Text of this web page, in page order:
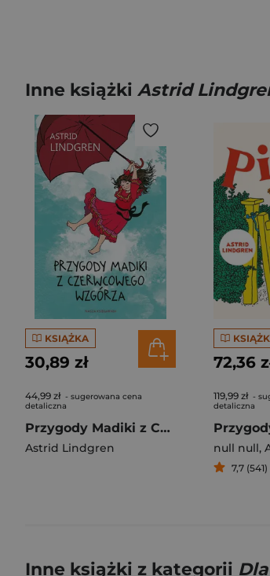
Inne książki Astrid
KSIĄŻKA
30,89 zł
44,99 zł - sugerowana cena
detaliczna
Przygody Madiki z Czerwcowego Wzgórza
Astrid Lindgren
72,36
119,99 zł -
detaliczna
null null,
7,7 (541)
Inne książki z kategorii